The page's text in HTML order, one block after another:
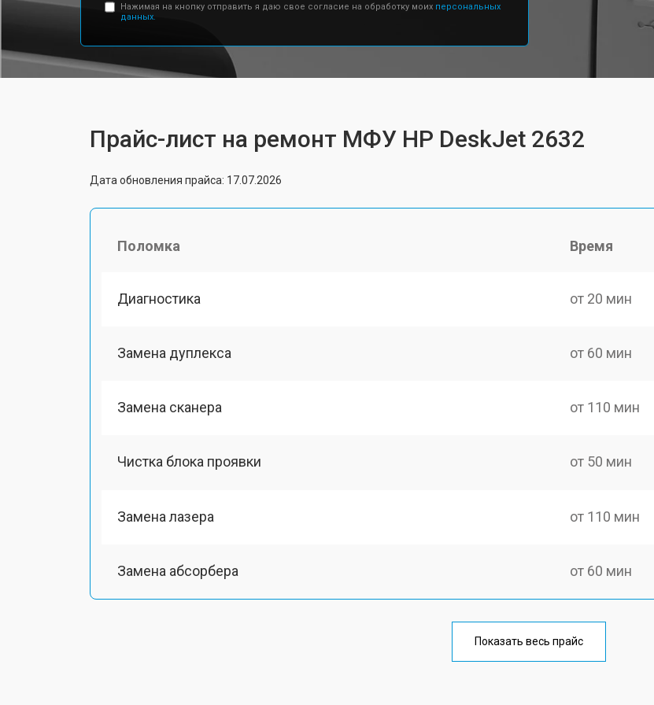
Нажимая на кнопку отправить я даю свое согласие на обработку моих персональных
данных.
Прайс-лист на ремонт МФУ HP DeskJet 2632
Дата обновления прайса: 17.07.2026
Поломка Время
Диагностика от 20 мин
Замена дуплекса от 60 мин
Замена сканера от 110 мин
Чистка блока проявки от 50 мин
Замена лазера от 110 мин
Замена абсорбера от 60 мин
от 100 мин
Показать весь прайс